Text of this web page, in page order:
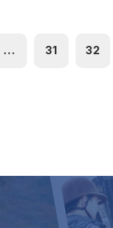
... 31 32